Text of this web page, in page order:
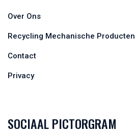
Over Ons
Recycling Mechanische Producten
Contact
Privacy
SOCIAAL PICTORGRAM